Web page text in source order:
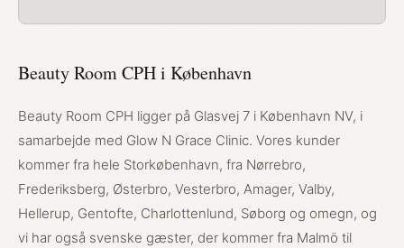
Beauty Room CPH i København
Beauty Room CPH ligger på Glasvej 7 i København NV, i
samarbejde med Glow N Grace Clinic. Vores kunder
kommer fra hele Storkøbenhavn, fra Nørrebro,
Frederiksberg, Østerbro, Vesterbro, Amager, Valby,
Hellerup, Gentofte, Charlottenlund, Søborg og omegn, og
vi har også svenske gæster, der kommer fra Malmö til